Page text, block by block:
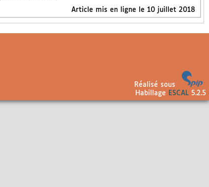
Article mis en ligne le 10 juillet 2018
Réalisé sous
Habillage
ESCAL5.2.5